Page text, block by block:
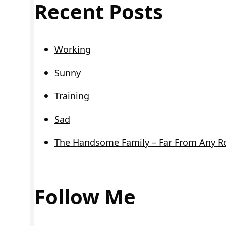
Recent Posts
Working
Sunny
Training
Sad
The Handsome Family – Far From Any
Follow Me